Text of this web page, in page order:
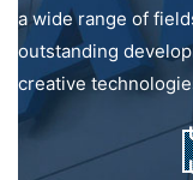
a wide range of
outstanding
creative